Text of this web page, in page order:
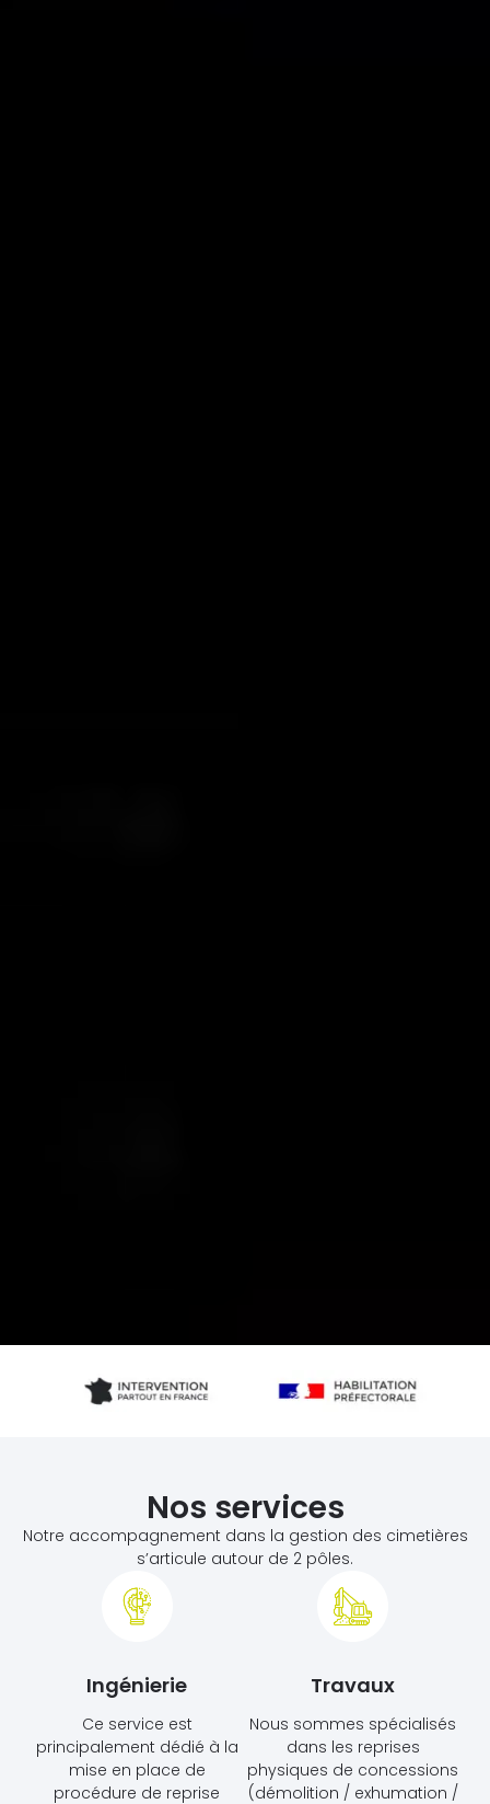
Nos services
Notre accompagnement dans la gestion des cimetières
s’articule autour de 2 pôles.
Ingénierie
Ce service est
principalement dédié à la
mise en place de
procédure de reprise
Travaux
Nous sommes spécialisés
dans les reprises
physiques de concessions
(démolition / exhumation /